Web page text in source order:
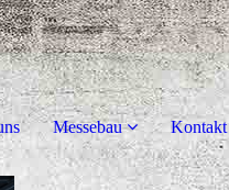
Messebau Kontakt